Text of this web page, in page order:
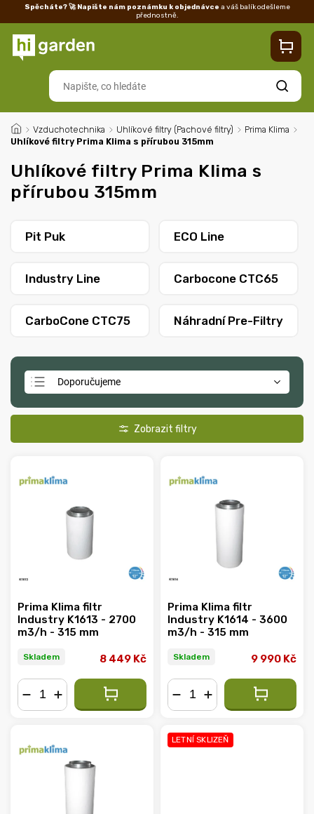
Spěcháte? 🚀 Napište nám poznámku k objednávce a váš balík odešleme
přednostně.
Vrácení/reklamace
Hledat
/ Vzduchotechnika / Uhlíkové filtry (Pachové filtry) / Prima Klima /
Uhlíkové filtry Prima Klima s přírubou 315mm
Uhlíkové filtry Prima Klima s
přírubou 315mm
Pit Puk ECO Line
Industry Line Carbocone CTC65
CarboCone CTC75 Náhradní Pre-Filtry
Doporučujeme
Prima Klima filtr
Industry K1613 - 2700
m3/h - 315 mm
Skladem 8 449 Kč
Prima Klima filtr
Industry K1614 - 3600
m3/h - 315 mm
Skladem 9 990 Kč
LETNÍ SKLIZEŇ